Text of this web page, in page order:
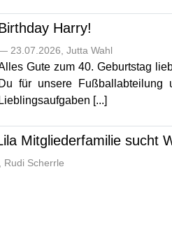
Harry!
23.07.2026, Jutta Wahl
Gute zum 40. Geburtstag
Du für unsere
Lieblingsaufgaben [...]
Mitgliederfamilie sucht
Scherrle